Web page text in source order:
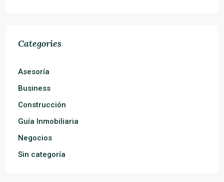
Categories
Asesoría
Business
Construcción
Guía Inmobiliaria
Negocios
Sin categoría